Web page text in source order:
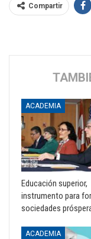
Compartir
ACADEMIA
Educación superior,
instrumento para
sociedades
ACADEMIA